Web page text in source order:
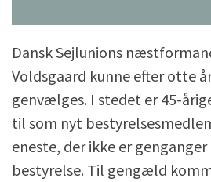
Dansk Sejlunions
Voldsgaard kunne efter otte
genvælges. I stedet er 45-
til som nyt
eneste, der ikke er genganger
bestyrelse. Til gengæld